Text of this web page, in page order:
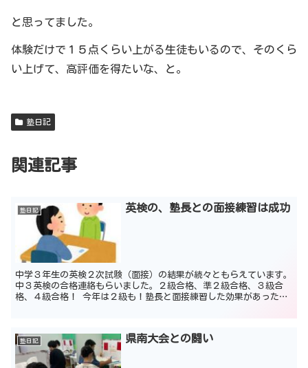
と思ってました。
体験だけで１５点くらい上がる生徒もいるので、そのくら
い上げて、高評価を得たいな、と。
塾日記
関連記事
塾日記 英検の、塾長との面接練習は成功
中学３年生の英検２次試験（面接）の結果が続々ともらえています。
中３英検の合格連絡もらいました。２級合格、準２級合格、３級合
格、４級合格！ 今年は２級も！塾長と面接練習した効果があったか
塾日記 県南大会との闘い